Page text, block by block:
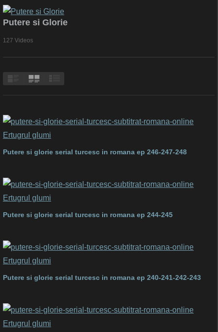
Putere si Glorie
127 Videos
Putere si glorie serial turcesc in romana ep 246-247-248
Putere si glorie serial turcesc in romana ep 244-245
Putere si glorie serial turcesc in romana ep 240-241-242-243